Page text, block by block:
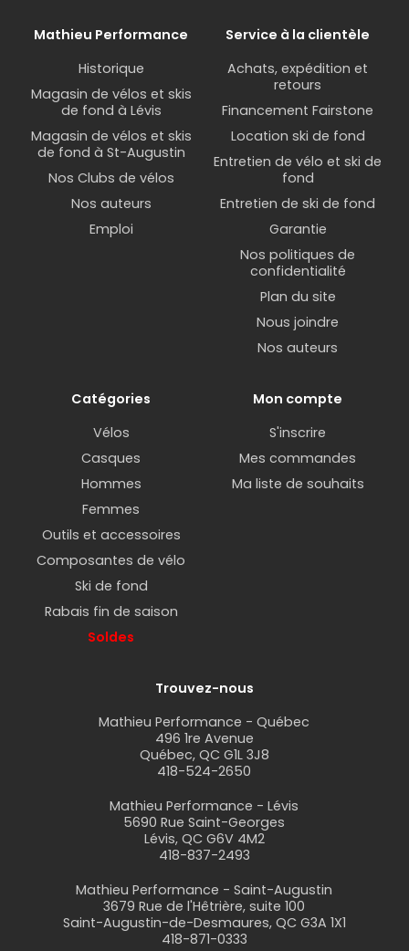
Mathieu Performance
Historique
Magasin de vélos et skis
de fond à Lévis
Magasin de vélos et skis
de fond à St-Augustin
Nos Clubs de vélos
Nos auteurs
Emploi
Service à la clientèle
Achats, expédition et
retours
Financement Fairstone
Location ski de fond
Entretien de vélo et ski de
fond
Entretien de ski de fond
Garantie
Nos politiques de
confidentialité
Plan du site
Nous joindre
Nos auteurs
Catégories
Vélos
Casques
Hommes
Femmes
Outils et accessoires
Composantes de vélo
Ski de fond
Rabais fin de saison
Soldes
Mon compte
S'inscrire
Mes commandes
Ma liste de souhaits
Trouvez-nous
Mathieu Performance - Québec
496 1re Avenue
Québec, QC G1L 3J8
418-524-2650
Mathieu Performance - Lévis
5690 Rue Saint-Georges
Lévis, QC G6V 4M2
418-837-2493
Mathieu Performance - Saint-Augustin
3679 Rue de l'Hêtrière, suite 100
Saint-Augustin-de-Desmaures, QC G3A 1X1
418-871-0333